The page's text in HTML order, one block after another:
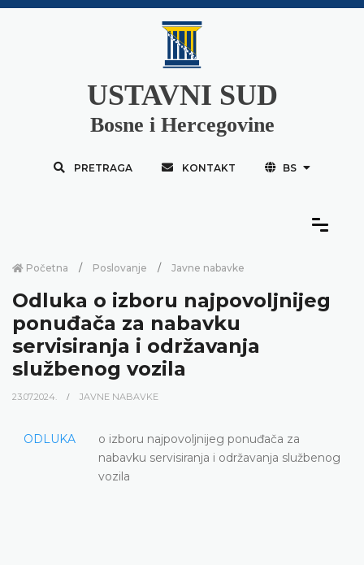
USTAVNI SUD
Bosne i Hercegovine
PRETRAGA KONTAKT BS
Početna Poslovanje Javne nabavke
Odluka o izboru najpovoljnijeg
ponuđača za nabavku
servisiranja i održavanja
službenog vozila
23.07.2024. JAVNE NABAVKE
ODLUKA
o izboru najpovoljnijeg ponuđača za
nabavku servisiranja i održavanja službenog
vozila